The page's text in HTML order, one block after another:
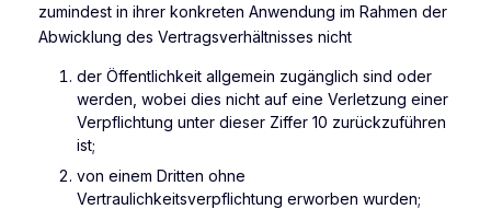
zumindest in ihrer konkreten Anwendung im Rahmen der
Abwicklung des Vertragsverhältnisses nicht
der Öffentlichkeit allgemein zugänglich sind oder
werden, wobei dies nicht auf eine Verletzung einer
Verpflichtung unter dieser Ziffer 10 zurückzuführen
ist;
von einem Dritten ohne
Vertraulichkeitsverpflichtung erworben wurden;